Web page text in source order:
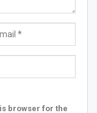
browser for the